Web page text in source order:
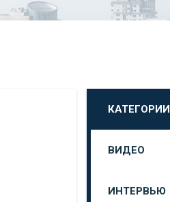
КАТЕГОРИИ
ВИДЕО
ИНТЕРВЬЮ